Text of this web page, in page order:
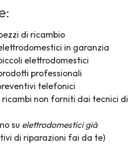
di ricambio
in garanzia
elettrodomestici
professionali
telefonici
ricambi non forniti dai tecnici di
su elettrodomestici già
di riparazioni fai da te)